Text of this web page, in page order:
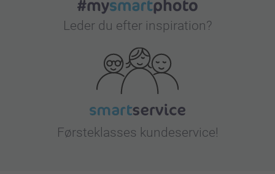
Leder du efter inspiration?
Førsteklasses kundeservice!